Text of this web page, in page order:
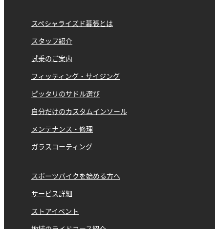
スペシャライズド幕張とは
スタッフ紹介
試乗のご案内
フィッティング・サイジング
ピッタリのサドル選び
自分だけのカスタムインソール
メンテナンス・修理
ガラスコーティング
スポーツバイクを始める方へ
サービス詳細
ストアイベント